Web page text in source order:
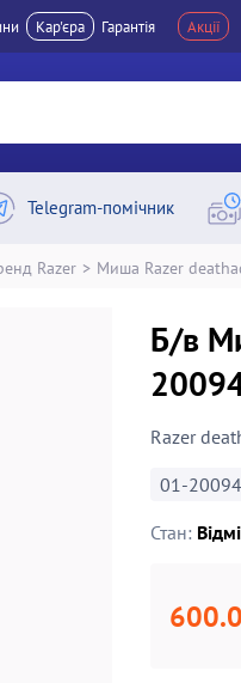
Кар'єра Гарантія Акції
Telegram-помічник
Razer > Миша Razer
Б/в
Razer
01-
Стан: